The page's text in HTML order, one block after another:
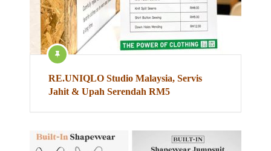
RE.UNIQLO Studio Malaysia, Servis
Jahit & Upah Serendah RM5